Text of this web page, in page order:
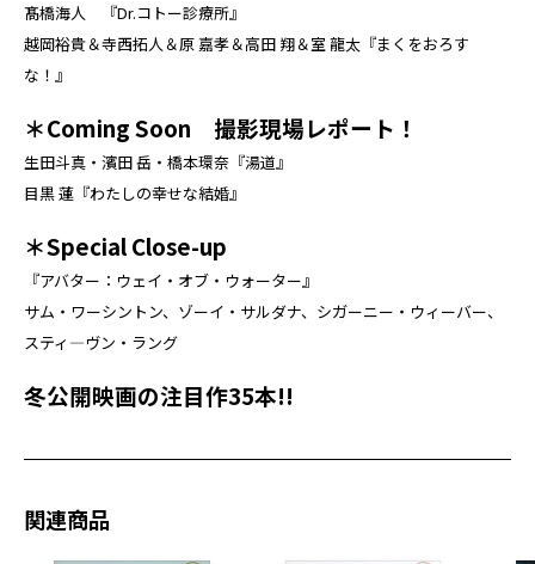
髙橋海人 『Dr.コトー診療所』
越岡裕貴＆寺西拓人＆原 嘉孝＆高田 翔＆室 龍太『まくをおろす
な！』
＊Coming Soon 撮影現場レポート！
生田斗真・濱田 岳・橋本環奈『湯道』
目黒 蓮『わたしの幸せな結婚』
＊Special Close-up
『アバター：ウェイ・オブ・ウォーター』
サム・ワーシントン、ゾーイ・サルダナ、シガーニー・ウィーバー、
スティ―ヴン・ラング
冬公開映画の注目作35本!!
関連商品